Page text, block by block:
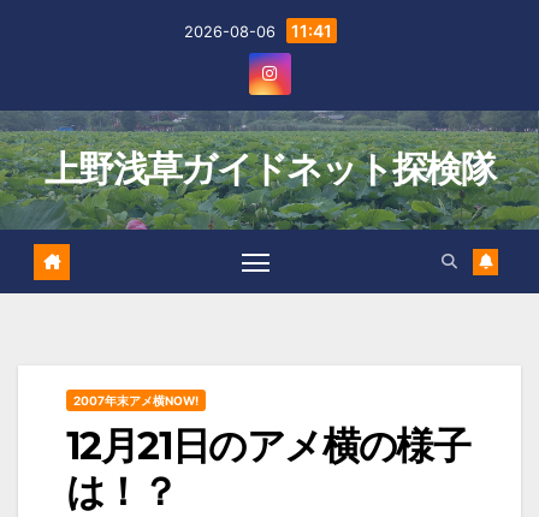
2026-08-06 11:41
上野浅草ガイドネット探検隊
2007年末アメ横NOW!
12月21日のアメ横の様子
は！？